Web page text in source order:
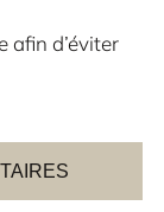
afin d’éviter